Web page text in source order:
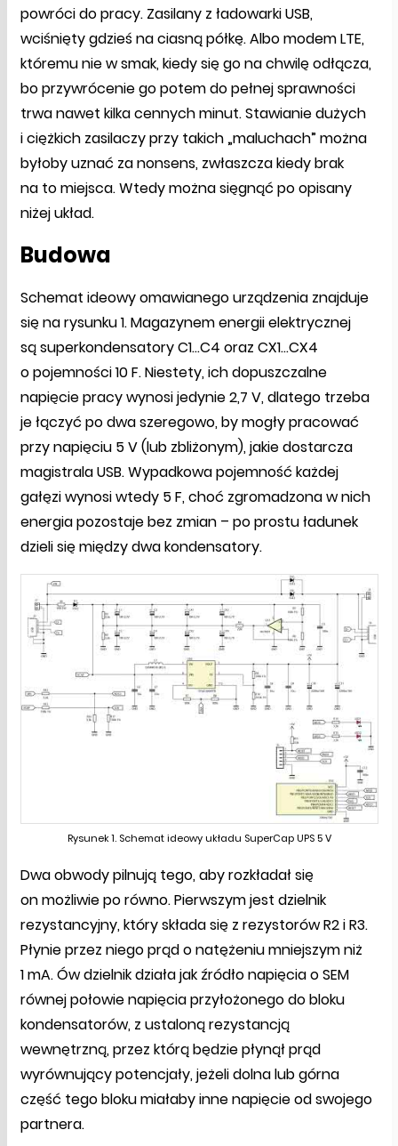
powróci do pracy. Zasilany z ładowarki USB,
wciśnięty gdzieś na ciasną półkę. Albo modem LTE,
któremu nie w smak, kiedy się go na chwilę odłącza,
bo przywrócenie go potem do pełnej sprawności
trwa nawet kilka cennych minut. Stawianie dużych
i ciężkich zasilaczy przy takich „maluchach” można
byłoby uznać za nonsens, zwłaszcza kiedy brak
na to miejsca. Wtedy można sięgnąć po opisany
niżej układ.
Budowa
Schemat ideowy omawianego urządzenia znajduje
się na rysunku 1. Magazynem energii elektrycznej
są superkondensatory C1…C4 oraz CX1…CX4
o pojemności 10 F. Niestety, ich dopuszczalne
napięcie pracy wynosi jedynie 2,7 V, dlatego trzeba
je łączyć po dwa szeregowo, by mogły pracować
przy napięciu 5 V (lub zbliżonym), jakie dostarcza
magistrala USB. Wypadkowa pojemność każdej
gałęzi wynosi wtedy 5 F, choć zgromadzona w nich
energia pozostaje bez zmian – po prostu ładunek
dzieli się między dwa kondensatory.
Rysunek 1. Schemat ideowy układu SuperCap UPS 5 V
Dwa obwody pilnują tego, aby rozkładał się
on możliwie po równo. Pierwszym jest dzielnik
rezystancyjny, który składa się z rezystorów R2 i R3.
Płynie przez niego prąd o natężeniu mniejszym niż
1 mA. Ów dzielnik działa jak źródło napięcia o SEM
równej połowie napięcia przyłożonego do bloku
kondensatorów, z ustaloną rezystancją
wewnętrzną, przez którą będzie płynął prąd
wyrównujący potencjały, jeżeli dolna lub górna
część tego bloku miałaby inne napięcie od swojego
partnera.